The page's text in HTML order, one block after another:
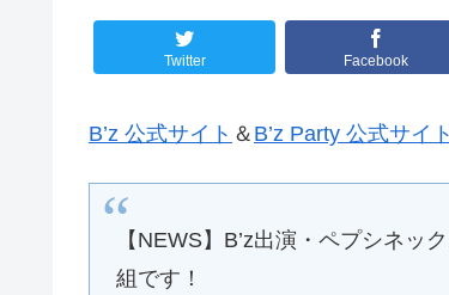
Twitter Facebook
B’z 公式サイト ＆ B’z Party 公式サイト
【NEWS】B’z出演・ペプシネ
組です！